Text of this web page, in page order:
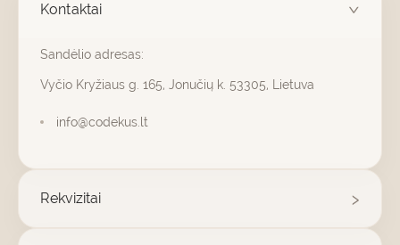
Kontaktai
Sandėlio adresas:
Vyčio Kryžiaus g. 165, Jonučių k. 53305, Lietuva
info@codekus.lt
Rekvizitai